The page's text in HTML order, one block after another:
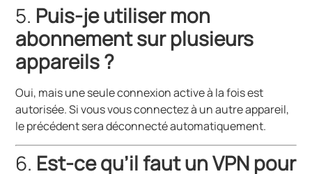
5. Puis-je utiliser mon
abonnement sur plusieurs
appareils ?
Oui, mais une seule connexion active à la fois est
autorisée. Si vous vous connectez à un autre appareil,
le précédent sera déconnecté automatiquement.
6. Est-ce qu’il faut un VPN pour